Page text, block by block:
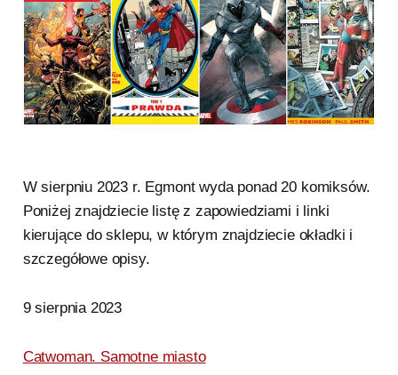
W sierpniu 2023 r. Egmont wyda ponad 20 komiksów.
Poniżej znajdziecie listę z zapowiedziami i linki
kierujące do sklepu, w którym znajdziecie okładki i
szczegółowe opisy.
9 sierpnia 2023
Catwoman. Samotne miasto